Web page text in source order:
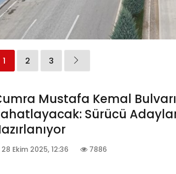
1 2 3
Mustafa Kemal
Sürücü
28 Ekim 2025, 12:36 7886